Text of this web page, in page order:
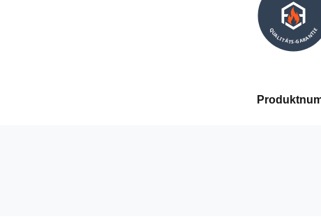
QUALITÄTS-GARANTIE